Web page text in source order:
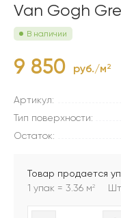
Van Gogh
В наличии
9 850 руб./м2
Артикул:
Тип поверхности:
Остаток:
Товар продается
1 упак = 3.36 м2 Шт